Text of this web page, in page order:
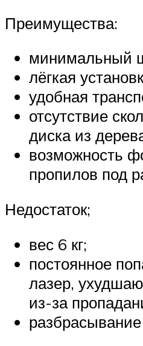
Преимущества:
минимальный
лёгкая
удобная
отсутствие
диска из
возможность
пропилов под
Недостаток;
вес 6 кг;
постоянное
лазер,
из-за